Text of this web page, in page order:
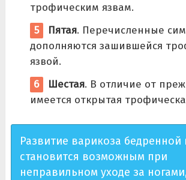
трофическим язвам.
Пятая. Перечисленные
дополняются зашившейся
язвой.
Шестая. В отличие от
имеется открытая
Развитие варикоза бедренной
становится возможным при
неправильном уходе за